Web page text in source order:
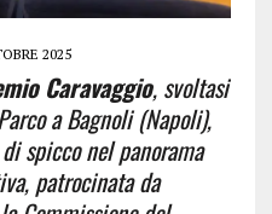
2025
Caravaggio, svoltasi
a Bagnoli (Napoli),
spicco nel panorama
patrocinata da